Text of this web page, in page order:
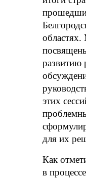
развитию
этих
для их
Как
в